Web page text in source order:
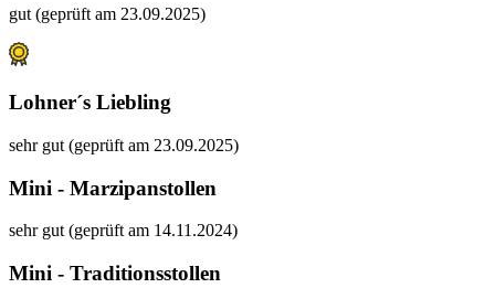
gut (geprüft am 23.09.2025)
Lohner´s Liebling
sehr gut (geprüft am 23.09.2025)
Mini - Marzipanstollen
sehr gut (geprüft am 14.11.2024)
Mini - Traditionsstollen